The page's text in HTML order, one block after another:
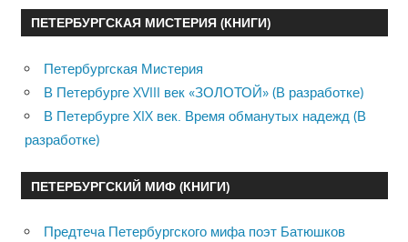
ПЕТЕРБУРГСКАЯ МИСТЕРИЯ (КНИГИ)
Петербургская Мистерия
В Петербурге XVIII век «ЗОЛОТОЙ» (В разработке)
В Петербурге XIX век. Время обманутых надежд (В
разработке)
ПЕТЕРБУРГСКИЙ МИФ (КНИГИ)
Предтеча Петербургского мифа поэт Батюшков